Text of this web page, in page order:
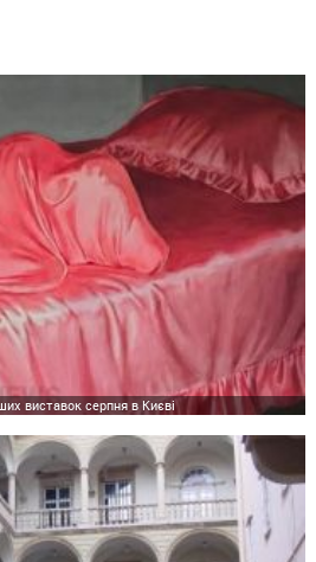
виставок серпня в Києві